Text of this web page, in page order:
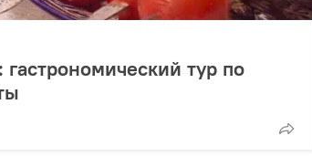
тур по